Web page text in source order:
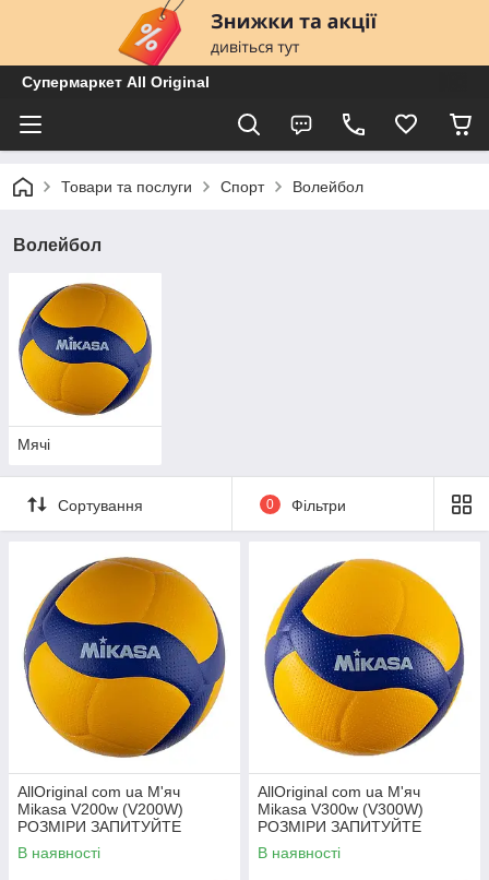
Супермаркет All Original
Товари та послуги Спорт Волейбол
Волейбол
Мячі
Сортування 0 Фільтри
AllOriginal com ua М'яч
Mikasa V200w (V200W)
РОЗМІРИ ЗАПИТУЙТЕ
В наявності
AllOriginal com ua М'яч
Mikasa V300w (V300W)
РОЗМІРИ ЗАПИТУЙТЕ
В наявності